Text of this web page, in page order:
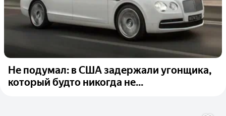
Не подумал: в США задержали угонщика,
который будто никогда не...